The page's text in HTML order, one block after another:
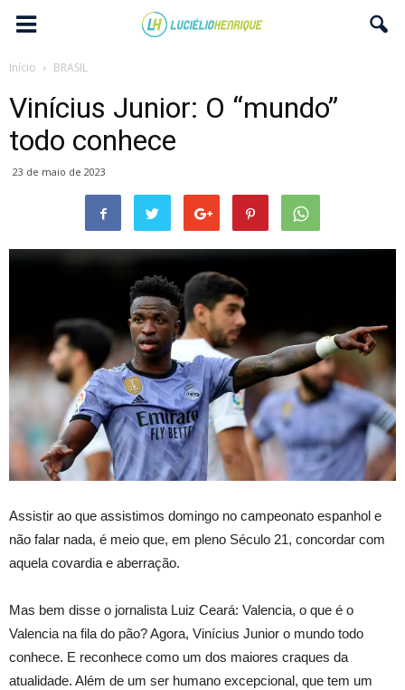
Início BRASIL
Vinícius Junior: O “mundo”
todo conhece
23 de maio de 2023
Assistir ao que assistimos domingo no campeonato espanhol e
não falar nada, é meio que, em pleno Século 21, concordar com
aquela covardia e aberração.
Mas bem disse o jornalista Luiz Ceará: Valencia, o que é o
Valencia na fila do pão? Agora, Vinícius Junior o mundo todo
conhece. E reconhece como um dos maiores craques da
atualidade. Além de um ser humano excepcional, que tem um